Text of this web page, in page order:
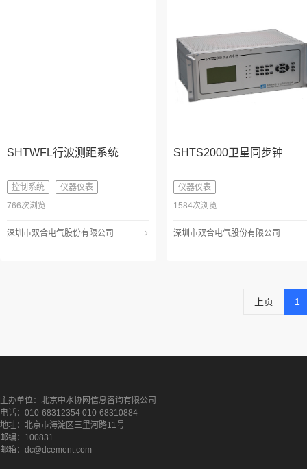
SHTWFL行波测距系统
控制系统
仪器仪表
766次浏览
深圳市双合电气股份有限公司
SHTS2000卫星同步钟
仪器仪表
1584次浏览
深圳市双合电气股份有限公司
上页 1
主办单位：北京中水协网信息咨询有限公司
电话：010-68312354 010-68310884
地址：北京市海淀区三里河路11号
邮编：100831
邮箱：dc@dcement.com